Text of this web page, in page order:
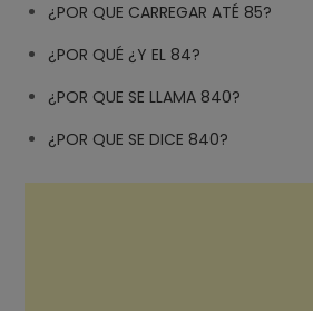
¿POR QUE CARREGAR ATÉ 85?
¿POR QUÉ ¿Y EL 84?
¿POR QUE SE LLAMA 840?
¿POR QUE SE DICE 840?